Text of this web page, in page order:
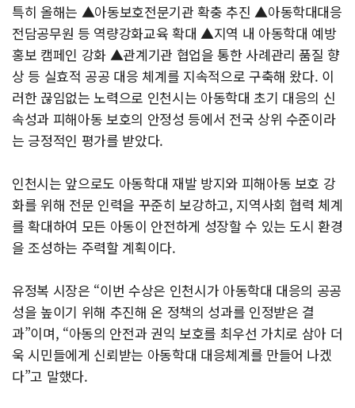
특히 올해는 ▲아동보호전문기관 확충 추진 ▲아동학대대응
전담공무원 등 역량강화교육 확대 ▲지역 내 아동학대 예방
홍보 캠페인 강화 ▲관계기관 협업을 통한 사례관리 품질 향
상 등 실효적 공공 대응 체계를 지속적으로 구축해 왔다. 이
러한 끊임없는 노력으로 인천시는 아동학대 초기 대응의 신
속성과 피해아동 보호의 안정성 등에서 전국 상위 수준이라
는 긍정적인 평가를 받았다.
인천시는 앞으로도 아동학대 재발 방지와 피해아동 보호 강
화를 위해 전문 인력을 꾸준히 보강하고, 지역사회 협력 체계
를 확대하여 모든 아동이 안전하게 성장할 수 있는 도시 환경
을 조성하는 주력할 계획이다.
유정복 시장은 “이번 수상은 인천시가 아동학대 대응의 공공
성을 높이기 위해 추진해 온 정책의 성과를 인정받은 결
과”이며, “아동의 안전과 권익 보호를 최우선 가치로 삼아 더
욱 시민들에게 신뢰받는 아동학대 대응체계를 만들어 나겠
다”고 말했다.